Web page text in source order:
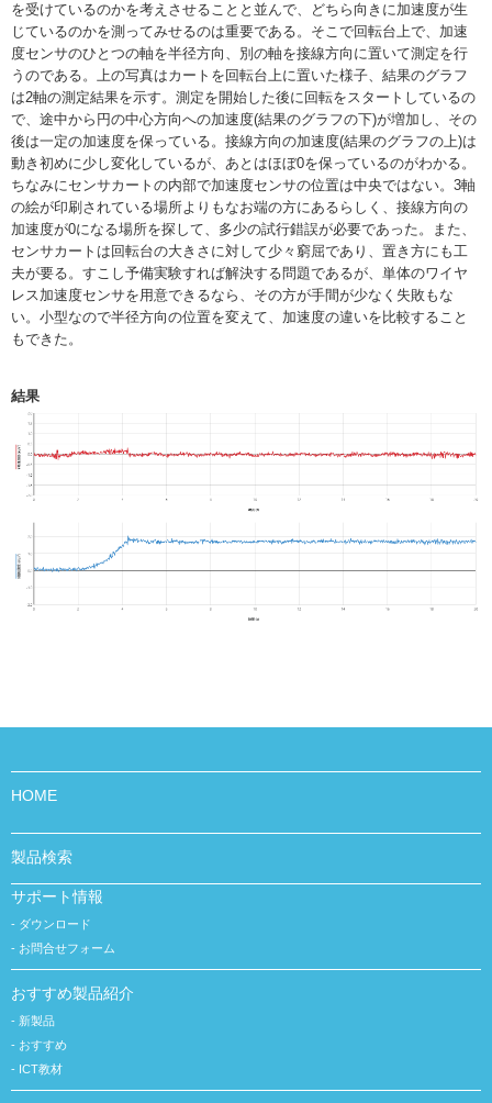
を受けているのかを考えさせることと並んで、どちら向きに加速度が生
じているのかを測ってみせるのは重要である。そこで回転台上で、加速
度センサのひとつの軸を半径方向、別の軸を接線方向に置いて測定を行
うのである。上の写真はカートを回転台上に置いた様子、結果のグラフ
は2軸の測定結果を示す。測定を開始した後に回転をスタートしているの
で、途中から円の中心方向への加速度(結果のグラフの下)が増加し、その
後は一定の加速度を保っている。接線方向の加速度(結果のグラフの上)は
動き初めに少し変化しているが、あとはほぼ0を保っているのがわかる。
ちなみにセンサカートの内部で加速度センサの位置は中央ではない。3軸
の絵が印刷されている場所よりもなお端の方にあるらしく、接線方向の
加速度が0になる場所を探して、多少の試行錯誤が必要であった。また、
センサカートは回転台の大きさに対して少々窮屈であり、置き方にも工
夫が要る。すこし予備実験すれば解決する問題であるが、単体のワイヤ
レス加速度センサを用意できるなら、その方が手間が少なく失敗もな
い。小型なので半径方向の位置を変えて、加速度の違いを比較すること
もできた。
結果
HOME
製品検索
サポート情報
ダウンロード
お問合せフォーム
おすすめ製品紹介
新製品
おすすめ
ICT教材